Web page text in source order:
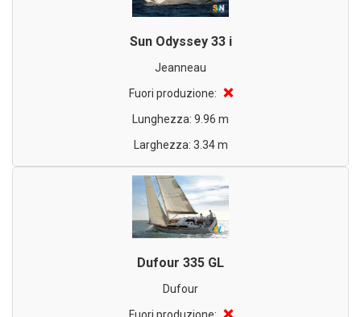
Sun Odyssey 33 i
Jeanneau
Fuori produzione: ❌
Lunghezza: 9.96 m
Larghezza: 3.34 m
Dufour 335 GL
Dufour